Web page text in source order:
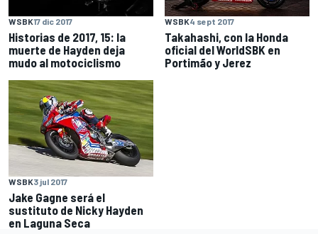
WSBK17 dic 2017
Historias de 2017, 15: la
muerte de Hayden deja
mudo al motociclismo
WSBK4 sept 2017
Takahashi, con la Honda
oficial del WorldSBK en
Portimão y Jerez
WSBK3 jul 2017
Jake Gagne será el
sustituto de Nicky Hayden
en Laguna Seca